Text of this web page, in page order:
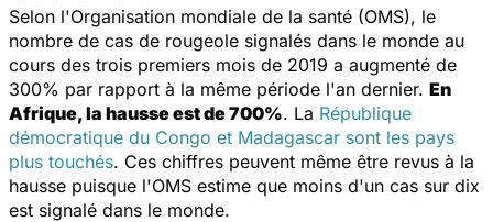
Selon l'Organisation mondiale de la santé (OMS), le
nombre de cas de rougeole signalés dans le monde au
cours des trois premiers mois de 2019 a augmenté de
300% par rapport à la même période l'an dernier. En
Afrique, la hausse est de 700%. La République
démocratique du Congo et Madagascar sont les pays
plus touchés. Ces chiffres peuvent même être revus à la
hausse puisque l'OMS estime que moins d'un cas sur dix
est signalé dans le monde.